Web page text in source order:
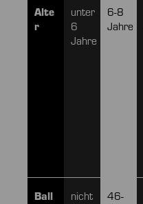
Alte
r
Ball
unter
6
Jahre
nicht
6-8
Jahre
46-